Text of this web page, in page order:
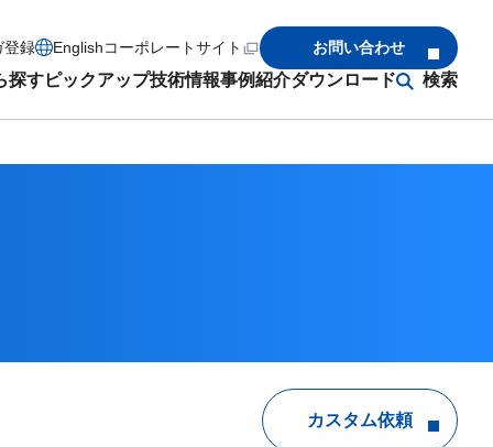
探すピックアップ技術情報事例紹介ダウンロード 検索
登録 Englishコーポレートサイト お問い合わせ
カスタム依頼